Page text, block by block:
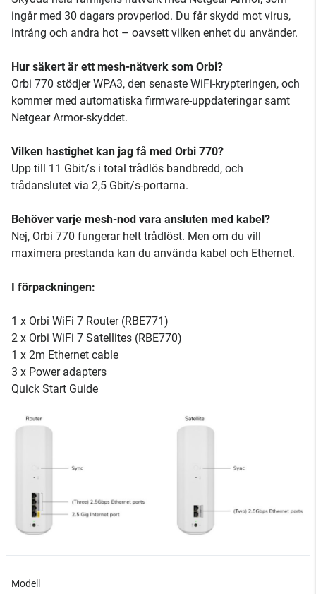
ingår med 30 dagars provperiod. Du får skydd mot virus,
intrång och andra hot – oavsett vilken enhet du använder.
Hur säkert är ett mesh-nätverk som Orbi?
Orbi 770 stödjer WPA3, den senaste WiFi-krypteringen, och
kommer med automatiska firmware-uppdateringar samt
Netgear Armor-skyddet.
Vilken hastighet kan jag få med Orbi 770?
Upp till 11 Gbit/s i total trådlös bandbredd, och
trådanslutet via 2,5 Gbit/s-portarna.
Behöver varje mesh-nod vara ansluten med kabel?
Nej, Orbi 770 fungerar helt trådlöst. Men om du vill
maximera prestanda kan du använda kabel och Ethernet.
I förpackningen:
1 x Orbi WiFi 7 Router (RBE771)
2 x Orbi WiFi 7 Satellites (RBE770)
1 x 2m Ethernet cable
3 x Power adapters
Quick Start Guide
Modell